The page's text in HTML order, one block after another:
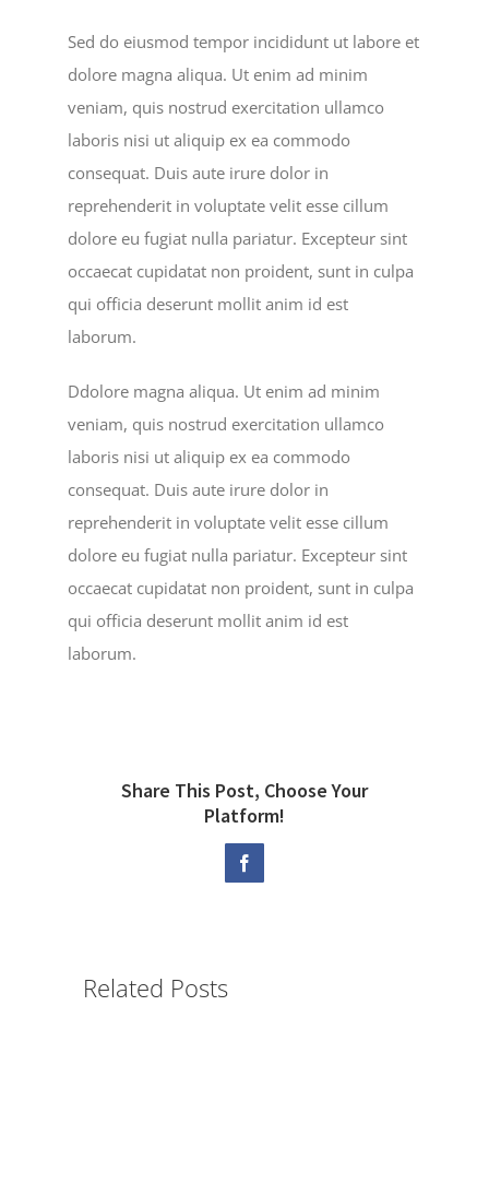
Sed do eiusmod tempor incididunt ut labore et
dolore magna aliqua. Ut enim ad minim
veniam, quis nostrud exercitation ullamco
laboris nisi ut aliquip ex ea commodo
consequat. Duis aute irure dolor in
reprehenderit in voluptate velit esse cillum
dolore eu fugiat nulla pariatur. Excepteur sint
occaecat cupidatat non proident, sunt in culpa
qui officia deserunt mollit anim id est
laborum.
Ddolore magna aliqua. Ut enim ad minim
veniam, quis nostrud exercitation ullamco
laboris nisi ut aliquip ex ea commodo
consequat. Duis aute irure dolor in
reprehenderit in voluptate velit esse cillum
dolore eu fugiat nulla pariatur. Excepteur sint
occaecat cupidatat non proident, sunt in culpa
qui officia deserunt mollit anim id est
laborum.
Share This Post, Choose Your
Platform!
Facebook
Related Posts